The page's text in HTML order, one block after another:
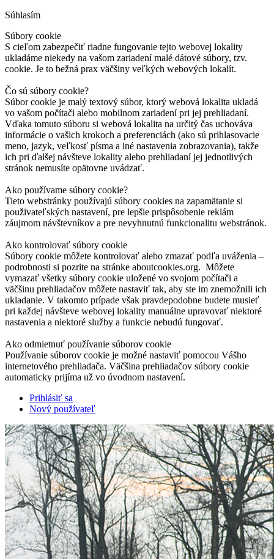
Súhlasím
Súbory cookie
S cieľom zabezpečiť riadne fungovanie tejto webovej lokality
ukladáme niekedy na vašom zariadení malé dátové súbory, tzv.
cookie. Je to bežná prax väčšiny veľkých webových lokalít.
Čo sú súbory cookie?
Súbor cookie je malý textový súbor, ktorý webová lokalita ukladá
vo vašom počítači alebo mobilnom zariadení pri jej prehliadaní.
Vďaka tomuto súboru si webová lokalita na určitý čas uchováva
informácie o vašich krokoch a preferenciách (ako sú prihlasovacie
meno, jazyk, veľkosť písma a iné nastavenia zobrazovania), takže
ich pri ďalšej návšteve lokality alebo prehliadaní jej jednotlivých
stránok nemusíte opätovne uvádzať.
Ako používame súbory cookie?
Tieto webstránky používajú súbory cookies na zapamätanie si
použivateľských nastavení, pre lepšie prispôsobenie reklám
záujmom návštevníkov a pre nevyhnutnú funkcionalitu webstránok.
Ako kontrolovať súbory cookie
Súbory cookie môžete kontrolovať alebo zmazať podľa uváženia –
podrobnosti si pozrite na stránke aboutcookies.org. Môžete
vymazať všetky súbory cookie uložené vo svojom počítači a
väčšinu prehliadačov môžete nastaviť tak, aby ste im znemožnili ich
ukladanie. V takomto prípade však pravdepodobne budete musieť
pri každej návšteve webovej lokality manuálne upravovať niektoré
nastavenia a niektoré služby a funkcie nebudú fungovať.
Ako odmietnuť používanie súborov cookie
Používanie súborov cookie je možné nastaviť pomocou Vášho
internetového prehliadača. Väčšina prehliadačov súbory cookie
automaticky prijíma už vo úvodnom nastavení.
Prihlásiť sa
Nový používateľ